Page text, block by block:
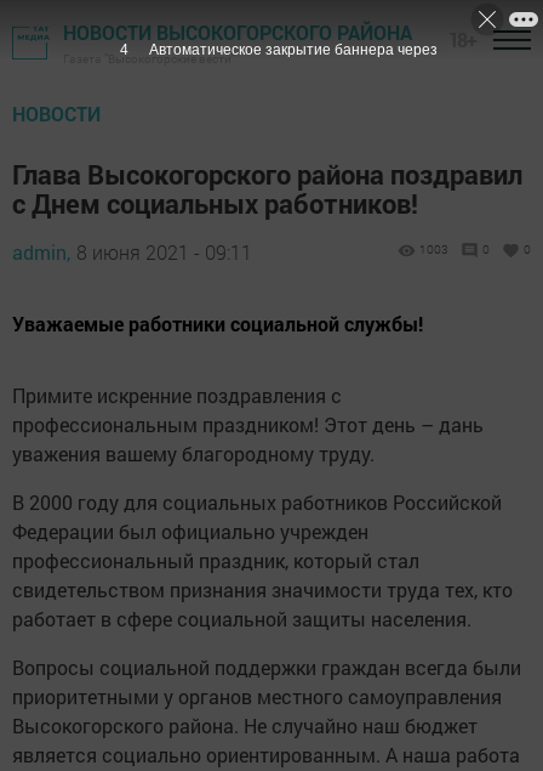
НОВОСТИ ВЫСОКОГОРСКОГО РАЙОНА
Газета "Высокогорские вести"
НОВОСТИ
Глава Высокогорского района поздравил
с Днем социальных работников!
admin, 8 июня 2021 - 09:11 1003 0 0
Уважаемые работники социальной службы!
Примите искренние поздравления с
профессиональным праздником! Этот день – дань
уважения вашему благородному труду.
В 2000 году для социальных работников Российской
Федерации был официально учрежден
профессиональный праздник, который стал
свидетельством признания значимости труда тех, кто
работает в сфере социальной защиты населения.
Вопросы социальной поддержки граждан всегда были
приоритетными у органов местного самоуправления
Высокогорского района. Не случайно наш бюджет
является социально ориентированным. А наша работа
3 Автоматическое закрытие баннера через